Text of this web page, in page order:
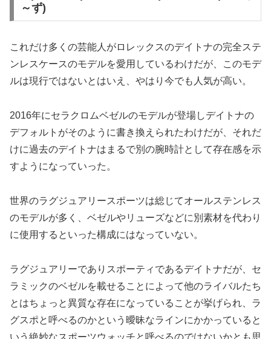
～ず)
これだけ多くの芸能人がロレックスのデイトナの完全ステ
ンレスケースのモデルを愛用しているわけだが、このモデ
ルは現行ではないとはいえ、やはり今でも人気が高い。
2016年にセラクロムベゼルのモデルが登場しデイトナの
デフォルトがそのように書き換えられたわけだが、それだ
けに過去のデイトナはまるで別の腕時計として存在感を示
すようになっていった。
世界のラグジュアリースポーツは総じてオールステンレス
のモデルが多く、ベゼルやリューズなどに別素材を代わり
に使用するといった構成にはなっていない。
ラグジュアリーでありスポーティであるデイトナだが、セ
ラミックのベゼルを載せることによって他のライバルたち
とはちょっと異質な存在になっていることが挙げられ、ラ
グスポと呼べるのかという曖昧なラインにかかっていると
いう絶妙なスポーツウォッチと呼べるのではないかとも思